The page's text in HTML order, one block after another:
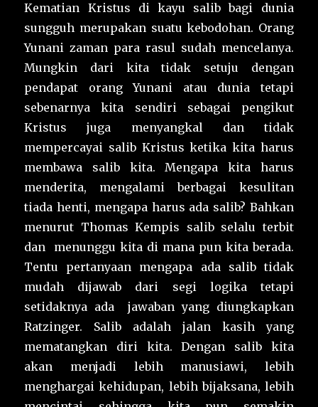
Kematian Kristus di kayu salib bagi dunia
sungguh merupakan suatu kebodohan. Orang
Yunani zaman para rasul sudah mencelanya.
Mungkin dari kita tidak setuju dengan
pendapat orang Yunani atau dunia tetapi
sebenarnya kita sendiri sebagai pengikut
Kristus juga menyangkal dan tidak
mempercayai salib Kristus ketika kita harus
membawa salib kita. Mengapa kita harus
menderita, mengalami berbagai kesulitan
tiada henti, mengapa harus ada salib? Bahkan
menurut Thomas Kempis salib selalu terbit
dan menunggu kita di mana pun kita berada.
Tentu pertanyaan mengapa ada salib tidak
mudah dijawab dari segi logika tetapi
setidaknya ada jawaban yang diungkapkan
Ratzinger. Salib adalah jalan kasih yang
mematangkan diri kita. Dengan salib kita
akan menjadi lebih manusiawi, lebih
menghargai kehidupan, lebih bijaksana, lebih